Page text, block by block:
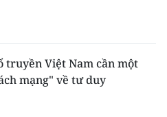
Minh
truyền Việt Nam cần một
mạng" về tư duy